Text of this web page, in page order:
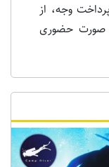
وجه، از
صورت حضوری